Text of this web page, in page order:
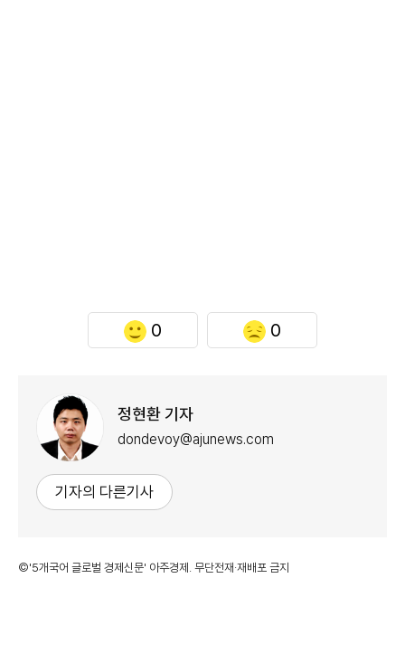
0 0
정현환 기자
dondevoy@ajunews.com
기자의 다른기사
©'5개국어 글로벌 경제신문' 아주경제. 무단전재·재배포 금지